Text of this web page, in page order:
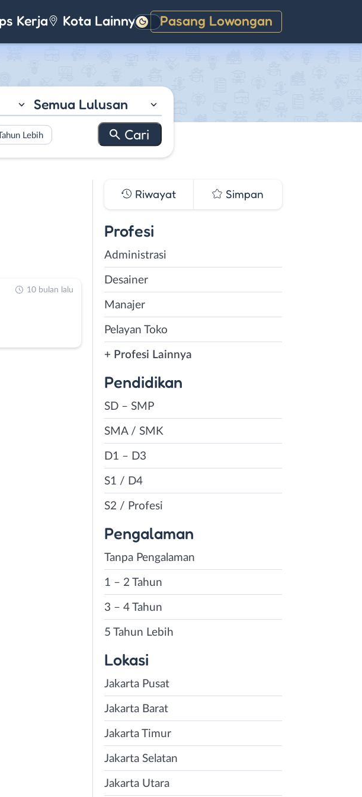
Kerja Kota Lainnya Pasang Lowongan
Gelap
Semua Lulusan
Lebih
10 bulan lalu
Riwayat Simpan
Profesi
Administrasi
Desainer
Manajer
Pelayan Toko
+ Profesi Lainnya
Pendidikan
SD – SMP
SMA / SMK
D1 – D3
S1 / D4
S2 / Profesi
Pengalaman
Tanpa Pengalaman
1 – 2 Tahun
3 – 4 Tahun
5 Tahun Lebih
Lokasi
Jakarta Pusat
Jakarta Barat
Jakarta Timur
Jakarta Selatan
Jakarta Utara